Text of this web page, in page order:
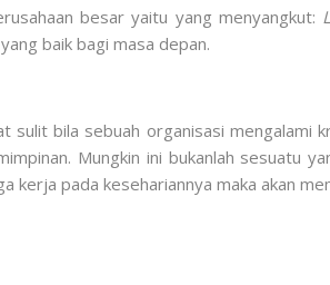
besar yaitu yang menyangkut:
baik bagi masa depan.
bila sebuah organisasi mengalami
Mungkin ini bukanlah sesuatu
kerja pada kesehariannya maka akan